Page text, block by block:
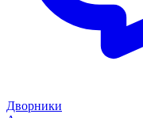
Дворники